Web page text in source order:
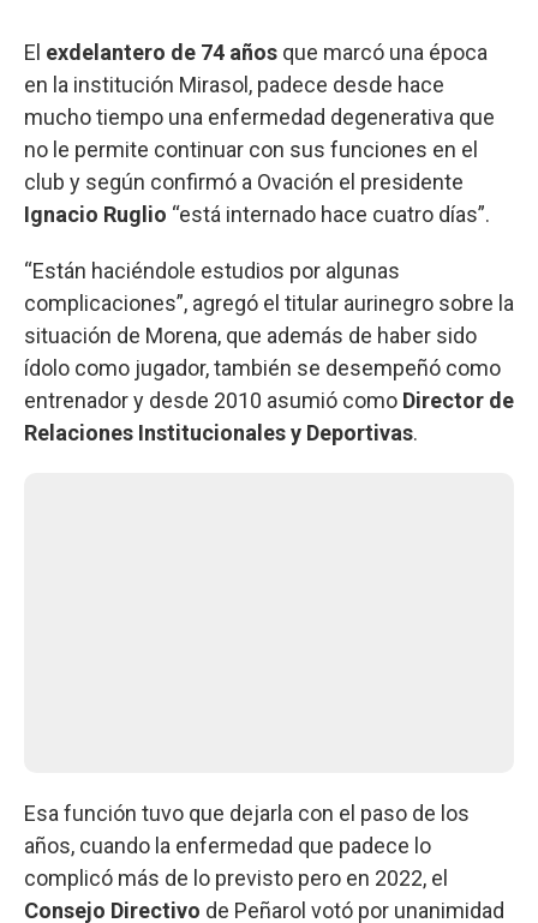
El exdelantero de 74 años que marcó una época
en la institución Mirasol, padece desde hace
mucho tiempo una enfermedad degenerativa que
no le permite continuar con sus funciones en el
club y según confirmó a Ovación el presidente
Ignacio Ruglio “está internado hace cuatro días”.
“Están haciéndole estudios por algunas
complicaciones”, agregó el titular aurinegro sobre la
situación de Morena, que además de haber sido
ídolo como jugador, también se desempeñó como
entrenador y desde 2010 asumió como Director de
Relaciones Institucionales y Deportivas.
Esa función tuvo que dejarla con el paso de los
años, cuando la enfermedad que padece lo
complicó más de lo previsto pero en 2022, el
Consejo Directivo de Peñarol votó por unanimidad